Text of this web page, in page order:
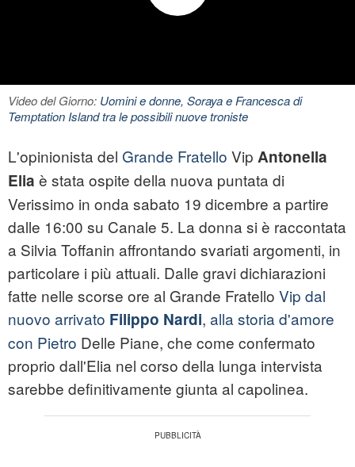
Video del Giorno: Uomini e donne, Soraya e Francesca di
Temptation Island tra le possibili nuove troniste
L'opinionista del Grande Fratello Vip Antonella
Elia è stata ospite della nuova puntata di
Verissimo in onda sabato 19 dicembre a partire
dalle 16:00 su Canale 5. La donna si è raccontata
a Silvia Toffanin affrontando svariati argomenti, in
particolare i più attuali. Dalle gravi dichiarazioni
fatte nelle scorse ore al Grande Fratello Vip dal
nuovo arrivato Filippo Nardi, alla storia d'amore
con Pietro Delle Piane, che come confermato
proprio dall'Elia nel corso della lunga intervista
sarebbe definitivamente giunta al capolinea.